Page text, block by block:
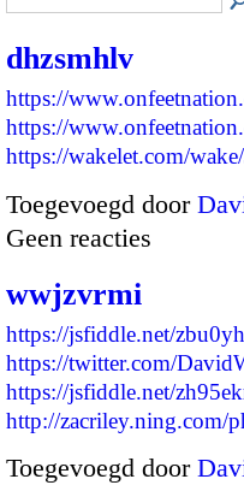
dhzsmhlv
https://
https://
https://wakelet.com/
Toegevoegd door
Geen reacties
wwjzvrmi
https://jsfiddle.net/
https://twitter.com/
https://jsfiddle.net/
http://zacriley.ning.com/
Toegevoegd door